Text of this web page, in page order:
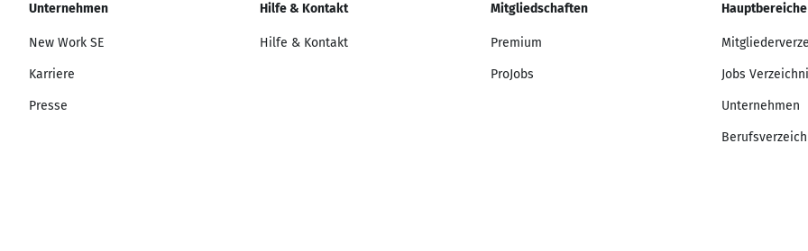
Unternehmen
New Work SE
Karriere
Presse
Hilfe & Kontakt
Hilfe & Kontakt
Mitgliedschaften
Premium
ProJobs
Hauptbereiche
Jobs
Unternehmen